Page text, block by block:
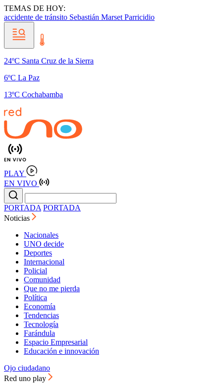
TEMAS DE HOY:
accidente de tránsito Sebastián Marset Parricidio
24ºC Santa Cruz de la Sierra
6ºC La Paz
13ºC Cochabamba
PLAY
EN VIVO
PORTADA PORTADA
Noticias
Nacionales
UNO decide
Deportes
Internacional
Policial
Comunidad
Que no me pierda
Política
Economía
Tendencias
Tecnología
Farándula
Espacio Empresarial
Educación e innovación
Ojo ciudadano
Red uno play